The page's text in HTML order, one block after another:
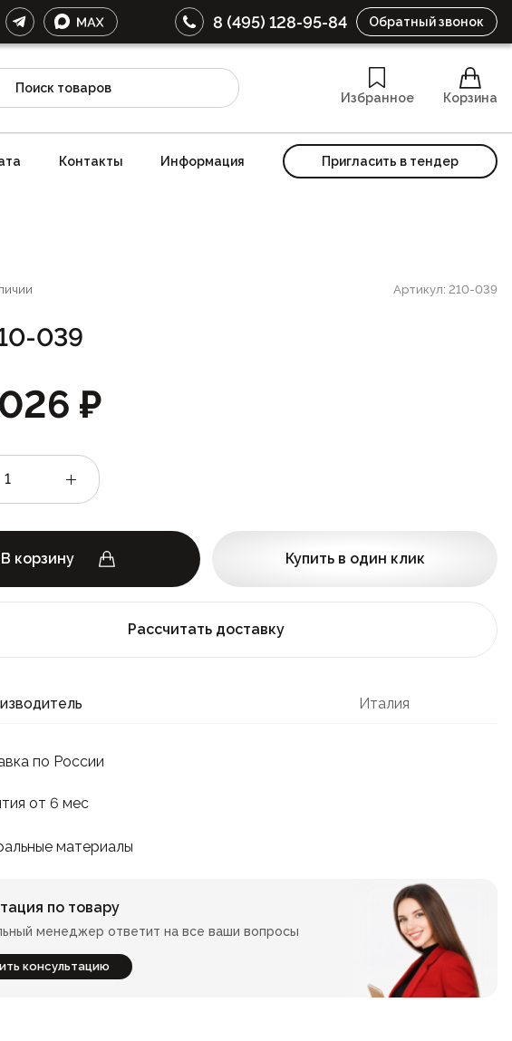
8 (495) 128-95-84 Обратный звонок
Избранное Корзина
Контакты Информация Пригласить в тендер
Артикул: 210-039
039
₽
В корзину Купить в один клик
Рассчитать доставку
Италия
по России
от 6 мес
материалы
по товару
менеджер ответит на все ваши вопросы
консультацию